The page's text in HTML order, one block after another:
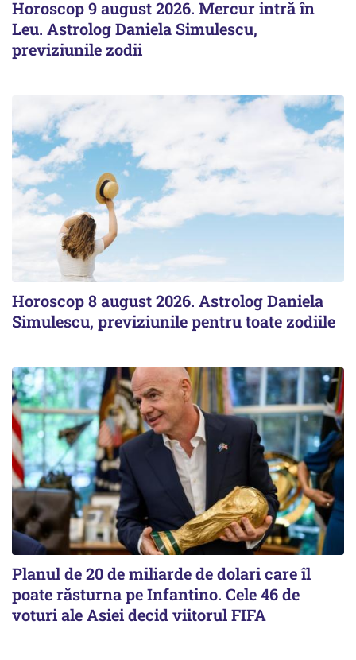
Horoscop 9 august 2026. Mercur intră în
Leu. Astrolog Daniela Simulescu,
previziunile zodii
Horoscop 8 august 2026. Astrolog Daniela
Simulescu, previziunile pentru toate zodiile
Planul de 20 de miliarde de dolari care îl
poate răsturna pe Infantino. Cele 46 de
voturi ale Asiei decid viitorul FIFA